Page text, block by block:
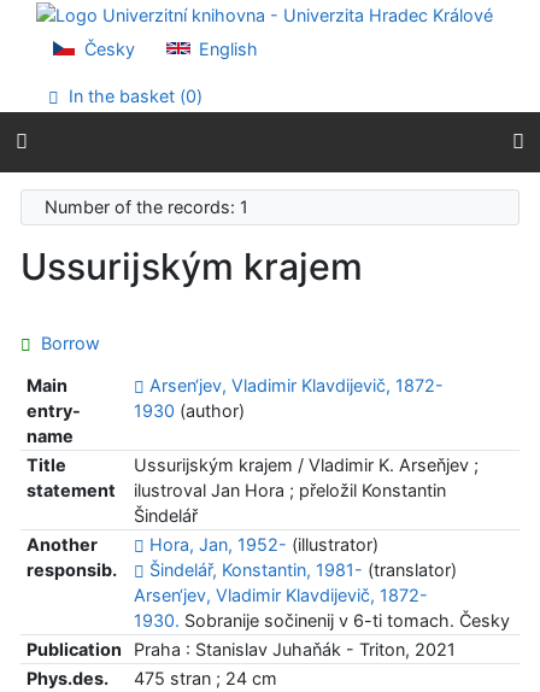
Go to content
Go to menu
Accessibility declaration
Česky English
In the basket (0)
Number of the records: 1
Ussurijským krajem
Borrow
Main
entry-
name
Arsen‘jev, Vladimir Klavdijevič, 1872-
1930 (author)
Title
statement
Ussurijským krajem / Vladimir K. Arseňjev ;
ilustroval Jan Hora ; přeložil Konstantin
Šindelář
Another
responsib.
Hora, Jan, 1952- (illustrator)
Šindelář, Konstantin, 1981- (translator)
Arsen‘jev, Vladimir Klavdijevič, 1872-
1930. Sobranije sočinenij v 6-ti tomach. Česky
Publication
Praha : Stanislav Juhaňák - Triton, 2021
Phys.des.
475 stran ; 24 cm